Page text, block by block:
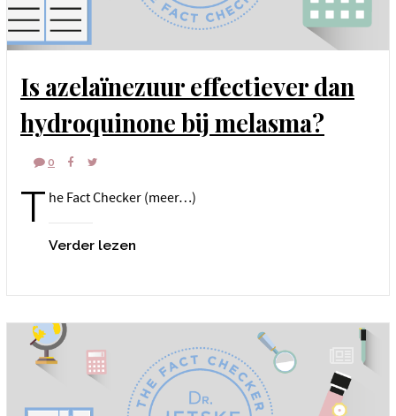
Is azelaïnezuur effectiever dan
hydroquinone bij melasma?
0
T he Fact Checker (meer…)
Verder lezen